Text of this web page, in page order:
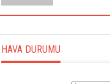
HAVA DURUMU